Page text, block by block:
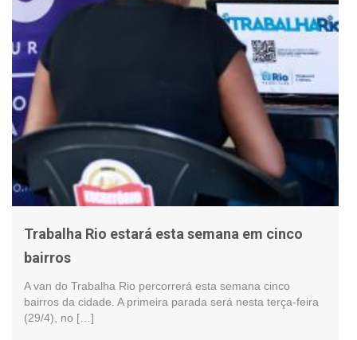
Trabalha Rio estará esta semana em cinco
bairros
A van do Trabalha Rio percorrerá esta semana cinco
bairros da cidade. A primeira parada será nesta terça-feira
(29/4), no […]